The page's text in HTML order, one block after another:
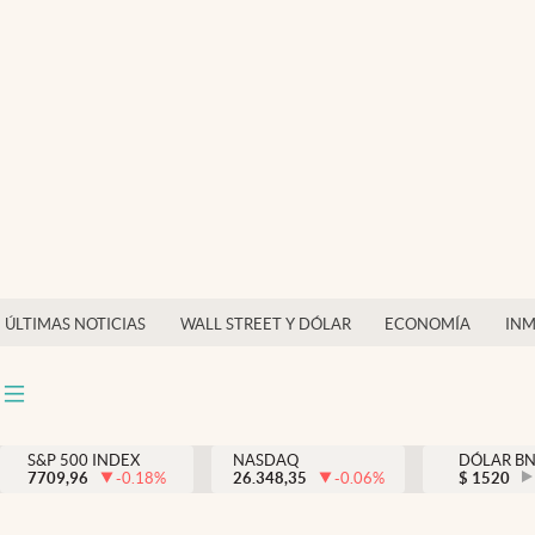
ÚLTIMAS NOTICIAS WALL STREET Y DÓLAR ECONOMÍA
Tiempo
Streaming
S&P 500 INDEX
7709,96
-0.18%
NASDAQ
26.348,35
-0.06%
DÓLAR
$ 1520